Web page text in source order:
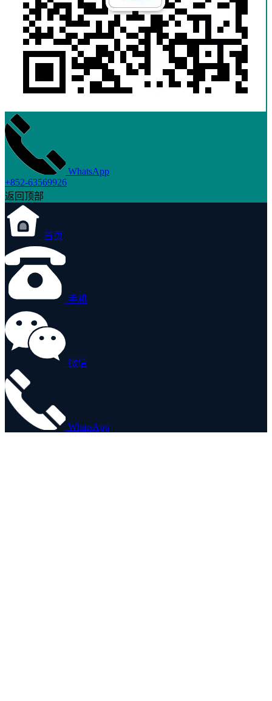
WhatsApp
+852-63569926
返回顶部
首页
手机
微信
WhatsApp